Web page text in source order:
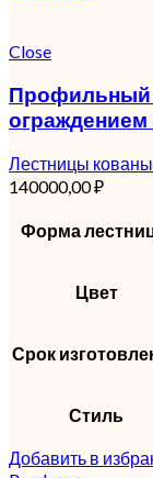
Close
Профильный
ограждением
Лестницы
140000,00₽
Форма
Цвет
Срок
Стиль
Добавить в